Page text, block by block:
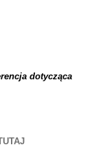
dotycząca